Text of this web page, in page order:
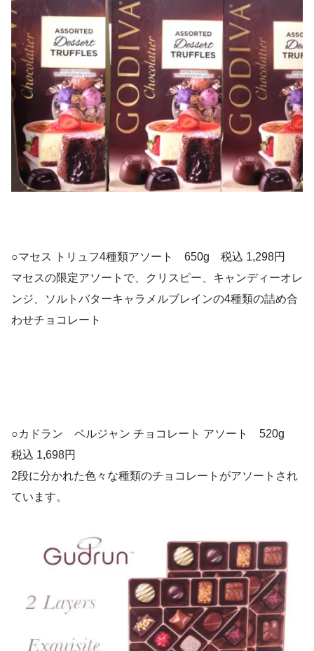
○マセス トリュフ4種類アソート 650g 税込 1,298円
マセスの限定アソートで、クリスピー、キャンディーオレ
ンジ、ソルトバターキャラメルブレインの4種類の詰め合
わせチョコレート
○カドラン ベルジャン チョコレート アソート 520g
税込 1,698円
2段に分かれた色々な種類のチョコレートがアソートされ
ています。